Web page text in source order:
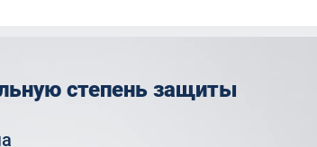
степень защиты